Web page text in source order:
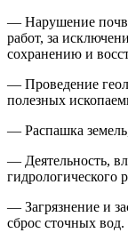
— Нарушение
работ, за
сохранению и
— Проведение
полезных
— Распашка
— Деятельность,
гидрологического
— Загрязнение и
сброс сточных вод.